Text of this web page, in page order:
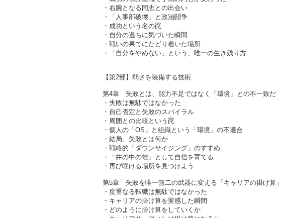
・右腕となる同志との出会い
・「人事部破壊」と政治闘争
・成功という名の罠
・自分の過ちに気づいた瞬間
・戦いの果てにたどり着いた場所
・「自分をやめない」という、唯一の生き残り方
【第2部】弱さを装備する技術
第4章 失敗とは、能力不足ではなく「環境」との不一致だ
・失敗は無駄ではなかった
・自己否定と失敗のスパイラル
・周囲との比較という罠
・個人の「OS」と組織という「環境」の不適合
・結局、失敗とは何か
・戦略的「ダウンサイジング」のすすめ
・「井の中の蛙」として自信を育てる
・再び咲ける場所を見つけよう
第5章 失敗を唯一無二の武器に変える「キャリアの掛け算」
・度重なる転職は無駄ではなかった
・キャリアの掛け算を実感した瞬間
・どのように掛け算をしていくか